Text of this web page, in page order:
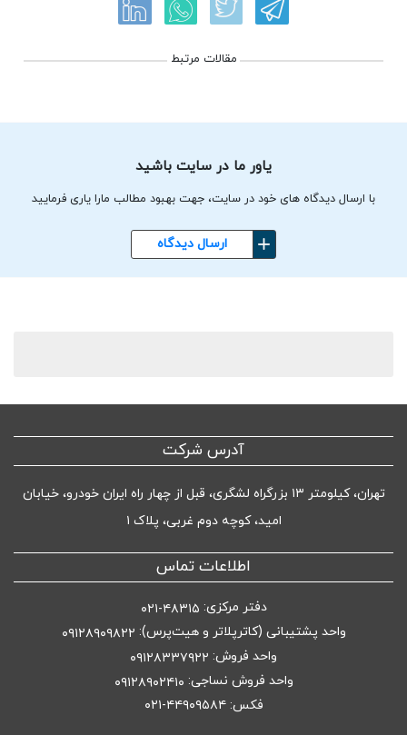
مقالات مرتبط
یاور ما در سایت باشید
با ارسال دیدگاه های خود در سایت، جهت بهبود مطالب مارا یاری فرمایید
ارسال دیدگاه
آدرس شرکت
تهران، کیلومتر ۱۳ بزرگراه لشگری، قبل از چهار راه ایران خودرو، خیابان
امید، کوچه دوم غربی، پلاک ۱
اطلاعات تماس
دفتر مرکزی: ۴۸۳۱۵-۰۲۱
واحد پشتیبانی (کاترپلاتر و هیت‌پرس): ۰۹۱۲۸۹۰۹۸۲۲
واحد فروش: ۰۹۱۲۸۳۳۷۹۲۲
واحد فروش نساجی: ۰۹۱۲۸۹۰۲۴۱۰
فکس: ۴۴۹۰۹۵۸۴-۰۲۱